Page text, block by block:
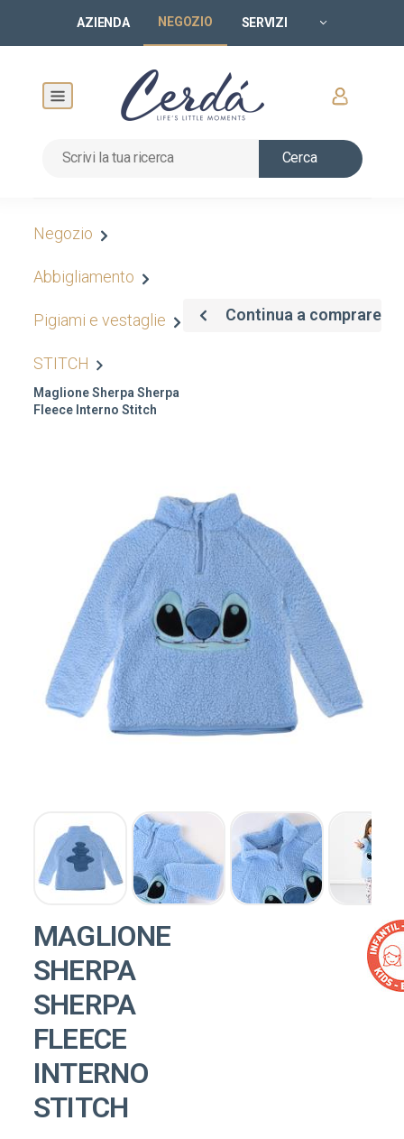
AZIENDA NEGOZIO SERVIZI
Cerca
Negozio
Abbigliamento
Pigiami e vestaglie
STITCH
Maglione Sherpa Sherpa
Fleece Interno Stitch
Continua a comprare
MAGLIONE
SHERPA
SHERPA
FLEECE
INTERNO
STITCH